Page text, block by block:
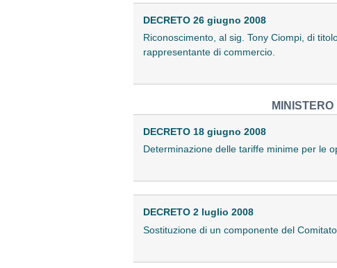
DECRETO 26 giugno 2008
Riconoscimento, al sig. Tony Ciompi, di
rappresentante di commercio.
DECRETO 18 giugno 2008
Determinazione delle tariffe minime per le
DECRETO 2 luglio 2008
Sostituzione di un componente del